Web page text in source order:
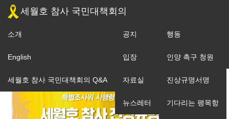
세월호 참사 국민대책회의
소개
조직도
세월호 참사 국민대책회의 Q&A
공지
입장
자료실
뉴스레터
행동
인양 촉구 청원
진상규명서명
기다리는 팽목항
English